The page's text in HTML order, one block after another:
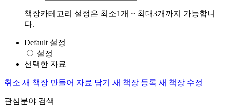
책장카테고리 설정은 최소1개 ~ 최대3개까지 가능합니
다.
Default 설정
설정
선택한 자료
취소 새 책장 만들어 자료 담기 새 책장 등록 새 책장 수정
관심분야 검색